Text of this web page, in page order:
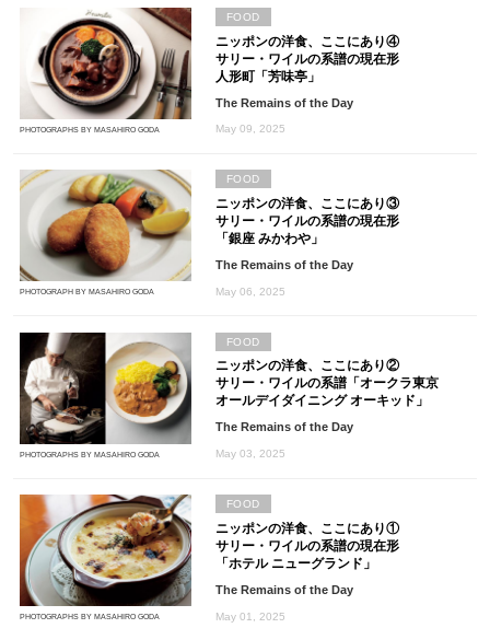
PHOTOGRAPHS BY MASAHIRO GODA
ニッポンの洋食、ここにあり④
サリー・ワイルの系譜の現在形
人形町「芳味亭」
The Remains of the Day
May 09, 2025
FOOD
PHOTOGRAPH BY MASAHIRO GODA
ニッポンの洋食、ここにあり③
サリー・ワイルの系譜の現在形
「銀座 みかわや」
The Remains of the Day
May 06, 2025
FOOD
PHOTOGRAPHS BY MASAHIRO GODA
ニッポンの洋食、ここにあり②
サリー・ワイルの系譜「オークラ東京
オールデイダイニング オーキッド」
The Remains of the Day
May 03, 2025
FOOD
PHOTOGRAPHS BY MASAHIRO GODA
ニッポンの洋食、ここにあり①
サリー・ワイルの系譜の現在形
「ホテル ニューグランド」
The Remains of the Day
May 01, 2025
FOOD